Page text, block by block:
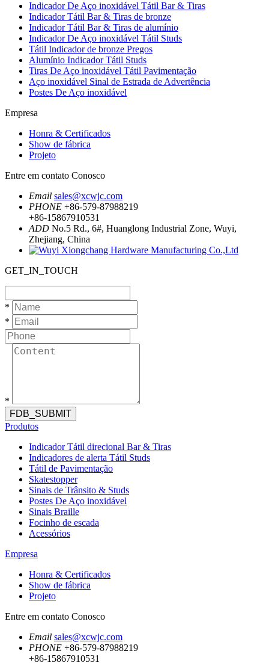
Indicador De Aço inoxidável Tátil Bar & Tiras
Indicador Tátil Bar & Tiras de bronze
Indicador Tátil Bar & Tiras de alumínio
Indicador De Aço inoxidável Tátil Studs
Tátil Indicador de bronze Pregos
Alumínio Indicador Tátil Studs
Tiras De Aço inoxidável Tátil Pavimentação
Aço inoxidável Sinal de Estrada de Advertência
Postes De Aço inoxidável
Empresa
Honra & Certificados
Show de fábrica
Projeto
Entre em contato Conosco
Email sales@xcwjc.com
PHONE +86-579-87988219
+86-15867910531
ADD No.5 Rd., 6#, Huanglong Industrial Zone, Wuyi,
Zhejiang, China
GET_IN_TOUCH
*
*
*
FDB_SUBMIT
Produtos
Indicador Tátil direcional Bar & Tiras
Indicadores de alerta Tátil Studs
Tátil de Pavimentação
Skatestopper
Sinais de Trânsito & Studs
Postes De Aço inoxidável
Sinais Braille
Focinho de escada
Acessórios
Empresa
Honra & Certificados
Show de fábrica
Projeto
Entre em contato Conosco
Email sales@xcwjc.com
PHONE +86-579-87988219
+86-15867910531